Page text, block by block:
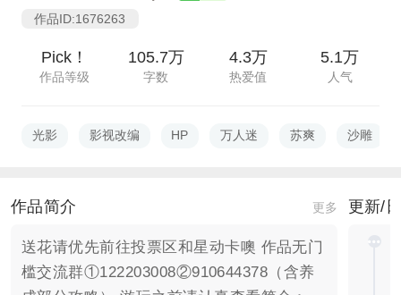
作品ID:1676263
Pick！
作品等级
105.7万
字数
4.3万
热爱值
5.1万
人气
光影 影视改编 HP 万人迷 苏爽 沙雕
作品简介 更多
送花请优先前往投票区和星动卡噢 作品无门
槛交流群①122203008②910644378（含养
更新/